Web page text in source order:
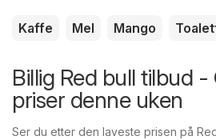
Kaffe Mel Mango
Billig Red bull tilbud -
priser denne uken
Ser du etter den laveste prisen på